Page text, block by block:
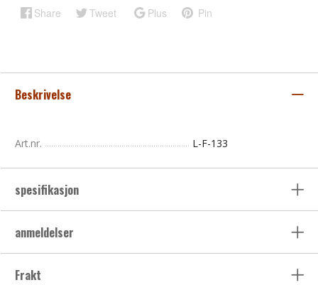
Share Tweet Plus Pin
Beskrivelse
Art.nr. L-F-133
spesifikasjon
anmeldelser
Frakt